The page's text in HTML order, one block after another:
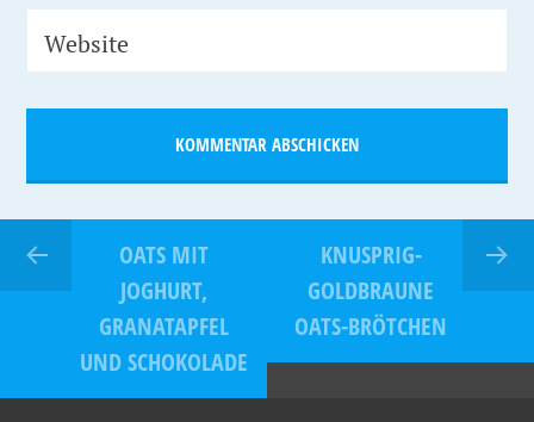
Website
OATS MIT
JOGHURT,
GRANATAPFEL
UND SCHOKOLADE
KNUSPRIG-
GOLDBRAUNE
OATS-BRÖTCHEN